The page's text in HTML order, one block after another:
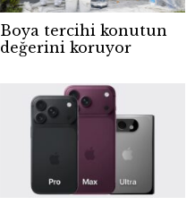
Boya tercihi konutun
değerini koruyor